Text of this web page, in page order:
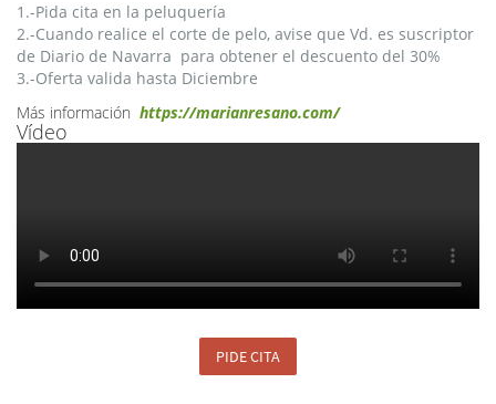
1.-Pida cita en la peluquería
2.-Cuando realice el corte de pelo, avise que Vd. es suscriptor
de Diario de Navarra para obtener el descuento del 30%
3.-Oferta valida hasta Diciembre
Más información https://marianresano.com/
Vídeo
PIDE CITA